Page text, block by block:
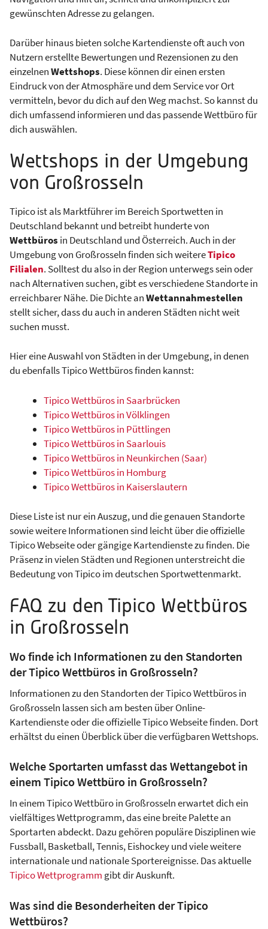
gewünschten Adresse zu gelangen.
Darüber hinaus bieten solche Kartendienste oft auch von
Nutzern erstellte Bewertungen und Rezensionen zu den
einzelnenWettshops. Diese können dir einen ersten
Eindruck von der Atmosphäre und dem Service vor Ort
vermitteln, bevor du dich auf den Weg machst. So kannst du
dich umfassend informieren und das passende Wettbüro für
dich auswählen.
Wettshops in der Umgebung
von Großrosseln
Tipico ist als Marktführer im Bereich Sportwetten in
Deutschland bekannt und betreibt hunderte von
Wettbüros in Deutschland und Österreich. Auch in der
Umgebung von Großrosseln finden sich weitereTipico
Filialen. Solltest du also in der Region unterwegs sein oder
nach Alternativen suchen, gibt es verschiedene Standorte in
erreichbarer Nähe. Die Dichte anWettannahmestellen
stellt sicher, dass du auch in anderen Städten nicht weit
suchen musst.
Hier eine Auswahl von Städten in der Umgebung, in denen
du ebenfalls Tipico Wettbüros finden kannst:
Tipico Wettbüros in Saarbrücken
Tipico Wettbüros in Völklingen
Tipico Wettbüros in Püttlingen
Tipico Wettbüros in Saarlouis
Tipico Wettbüros in Neunkirchen (Saar)
Tipico Wettbüros in Homburg
Tipico Wettbüros in Kaiserslautern
Diese Liste ist nur ein Auszug, und die genauen Standorte
sowie weitere Informationen sind leicht über die offizielle
Tipico Webseite oder gängige Kartendienste zu finden. Die
Präsenz in vielen Städten und Regionen unterstreicht die
Bedeutung von Tipico im deutschen Sportwettenmarkt.
FAQ zu den Tipico Wettbüros
in Großrosseln
Wo finde ich Informationen zu den Standorten
der Tipico Wettbüros in Großrosseln?
Informationen zu den Standorten der Tipico Wettbüros in
Großrosseln lassen sich am besten über Online-
Kartendienste oder die offizielle Tipico Webseite finden. Dort
erhältst du einen Überblick über die verfügbaren Wettshops.
Welche Sportarten umfasst das Wettangebot in
einem Tipico Wettbüro in Großrosseln?
In einem Tipico Wettbüro in Großrosseln erwartet dich ein
vielfältiges Wettprogramm, das eine breite Palette an
Sportarten abdeckt. Dazu gehören populäre Disziplinen wie
Fussball, Basketball, Tennis, Eishockey und viele weitere
internationale und nationale Sportereignisse. Das aktuelle
Tipico Wettprogramm gibt dir Auskunft.
Was sind die Besonderheiten der Tipico
Wettbüros?